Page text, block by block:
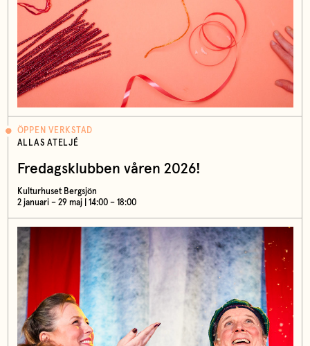
ÖPPEN VERKSTAD
ALLAS ATELJÉ
Fredagsklubben våren 2026!
Kulturhuset Bergsjön
2 januari – 29 maj | 14:00 – 18:00